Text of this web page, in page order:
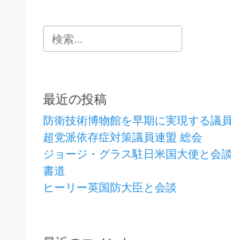
検
索:
最近の投稿
防衛技術博物館を早期に実現する議
超党派依存症対策議員連盟 総会
ジョージ・グラス駐日米国大使と会談
書道
ヒーリー英国防大臣と会談